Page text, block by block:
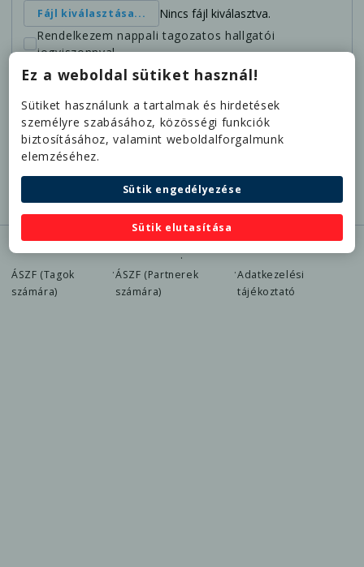
Ez a weboldal sütiket használ!
Sütiket használunk a tartalmak és hirdetések
személyre szabásához, közösségi funkciók
biztosításához, valamint weboldalforgalmunk
elemzéséhez.
Sütik engedélyezése
Sütik elutasítása
Fájl kiválasztása...
Nincs fájl kiválasztva.
Rendelkezem nappali tagozatos hallgatói
jogviszonnyal
Jelen nyilatkozatommal kifejezetten és írásban
Cégcsoport, mint adatkezelő a személyi
anyagomban megadott különleges személyes
adataimat kezelje azAdatkezelési
Tájékoztatóban
Jelentkezem
@2025 ELTE-Trenkwalder Iskolaszövetkezet
·
ÁSZF (Tagok
számára)
·ÁSZF (Partnerek
számára)
·Adatkezelési
tájékoztató